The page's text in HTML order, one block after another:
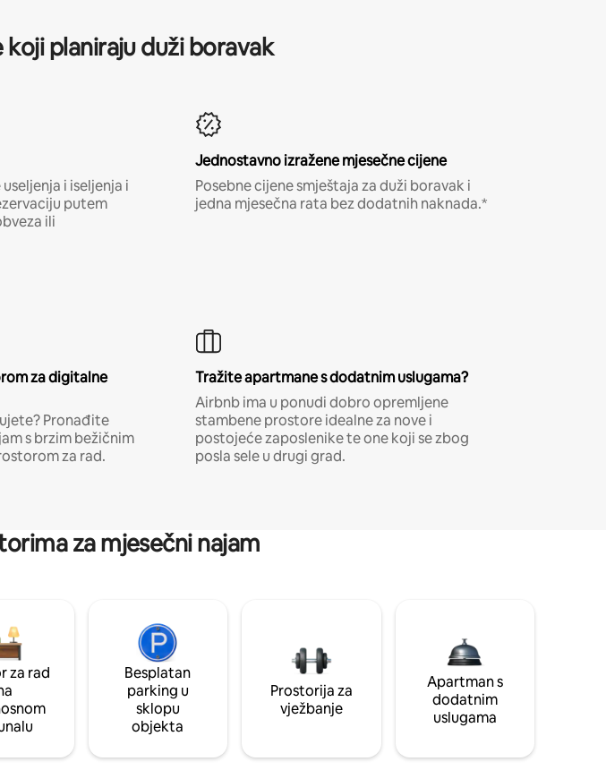
planiraju duži boravak
i iseljenja i
putem
ili
Jednostavno izražene mjesečne cijene
Posebne cijene smještaja za duži boravak i
jedna mjesečna rata bez dodatnih naknada.*
za digitalne
Pronađite
s brzim bežičnim
za rad.
Tražite apartmane s dodatnim uslugama?
Airbnb ima u ponudi dobro opremljene
stambene prostore idealne za nove i
postojeće zaposlenike te one koji se zbog
posla sele u drugi grad.
za mjesečni najam
za rad
Besplatan
parking u
sklopu
objekta
Prostorija za
vježbanje
Apartman s
dodatnim
uslugama